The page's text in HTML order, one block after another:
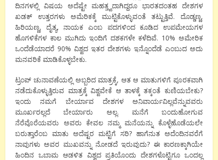
ದಿನಗಳಲ್ಲಿ ವಿಷಯ ಅದೆಷ್ಟೇ ಮಹತ್ತ್ವದಾಗಿದ್ದರೂ ಭಾರತದಂತಹ ದೇಶಗಳ
ಖಡಕ್ ಉತ್ತರಗಳು ಅಮೆರಿಕಕ್ಕೆ ಮುಟ್ಟಿಕೊಳ್ಳುವಂತೆ ತಟ್ಟುತ್ತಿವೆ. ದೊಡ್ಡಣ್ಣ,
ಹಿರಿಯಣ್ಣ, ದೈತ್ಯ,ನಾಯಕ ಎಂಬ ಪದಗಳಿಂದ ಕೂಡಿದ ಉಪಮೇಯಗಳ
ಹೊಗಳಿಕೆಗಳ ಕಾಲ ಮುಗಿದು ಇಂದಿಗೆ ದಶಕಗಳೇ ಕಳೆದಿವೆ. 10% ಅಮೇರಿಕ
ಒಂದೆಡೆಯಾದರೆ90% ವಿಶ್ವದ ಇತರ ದೇಶಗಳು ಇನ್ನೊಂದೆಡೆ ಎಂಬುದ ಅದು
ಮನವರಿಕೆ ಮಾಡಿಕೊಳ್ಳಬೇಕು.
ಟ್ರಂಪ್ ಚುನಾವಣೆಯಲ್ಲಿ ಅಬ್ಬರಿದ ಮಾತ್ರಕ್ಕೆ, ಆತ ಆ ಮಾತುಗಳಿಗೆ ಪೂರಕವಾಗಿ
ನಡೆದುಕೊಳ್ಳುತ್ತಿರುವ ಮಾತ್ರಕ್ಕೆ ವಿಶ್ವವೇಕೆ ಆ ತಾಳಕ್ಕೆ ತಕ್ಕಂತೆ ಕುಣಿಯಬೇಕು?
ಇಂದು ನಮಗೆ ಬೇರ್ಯಾವ ದೇಶಗಳ ಅನಿವಾರ್ಯವಿಲ್ಲವೆನ್ನುವವರು
ಮೂರ್ಖರಲ್ಲದೆ ಬೇರ್ಯಾರು ಅಲ್ಲ. ಮನೆಗೆ ಬಂದುಹೋಗುವ
ನೆರೆವೊರೆಯವರು ಅವರು ಕೇವಲ ನಮ್ಮ ಮನೆಯನ್ನು ಕೊಳ್ಳೆಹೊಡೆಯಲೇ
ಬರುತ್ತಾರೆಂಬ ಮಾತು ಅದೆಷ್ಟರ ಮಟ್ಟಿಗೆ ಸರಿ? ಹಾಗೆನುತ ಅದೆಂದಿನವರೆಗೆ
ನಾವುಗಳು ಅವರ ಮುಖವನ್ನು ನೋಡದೆ ಇರುವುದು? ಈ ಕಾರಣಕ್ಕಾಗಿಯೇ
ಹಿಂದಿನ ಒಬಾಮ ಆಡಳಿತ ವಿಶ್ವದ ಪ್ರತಿಯೊಂದು ದೇಶಗಳೊಟ್ಟಿಗೂ ಒಂದಲ್ಲ